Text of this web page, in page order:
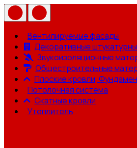
Вентилируемые фасады
Декоративные
Звукоизоляционные
Общестроительные
Плоские кровли,
Потолочная система
Скатные кровли
Утеплитель